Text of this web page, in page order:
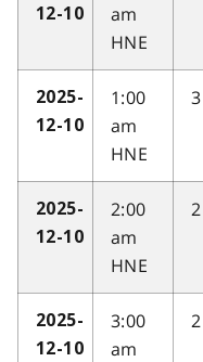
12-10
am
HNE
2025-
12-10
1:00
am
HNE
3
2025-
12-10
2:00
am
HNE
2
2025-
12-10
3:00
am
2